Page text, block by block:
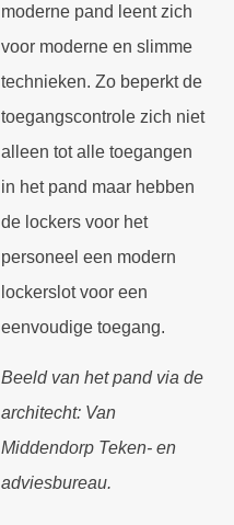
moderne pand leent zich
voor moderne en slimme
technieken. Zo beperkt de
toegangscontrole zich niet
alleen tot alle toegangen
in het pand maar hebben
de lockers voor het
personeel een modern
lockerslot voor een
eenvoudige toegang.
Beeld van het pand via de
architecht: Van
Middendorp Teken- en
adviesbureau.